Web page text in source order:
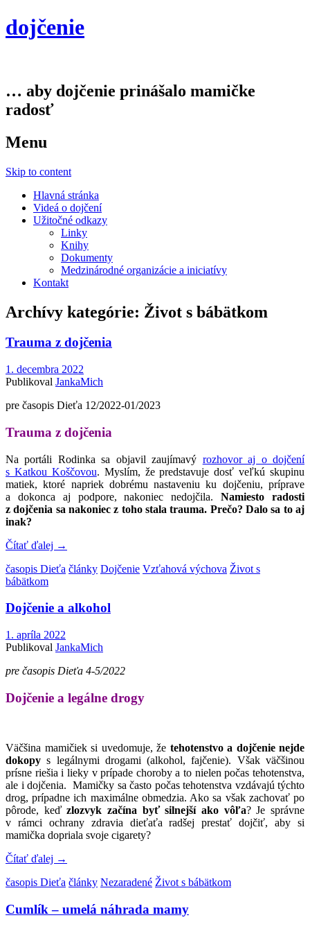
dojčenie
… aby dojčenie prinášalo mamičke
radosť
Menu
Skip to content
Hlavná stránka
Videá o dojčení
Užitočné odkazy
Linky
Knihy
Dokumenty
Medzinárodné organizácie a iniciatívy
Kontakt
Archívy kategórie: Život s bábätkom
Trauma z dojčenia
1. decembra 2022
Publikoval JankaMich
pre časopis Dieťa 12/2022-01/2023
Trauma z dojčenia
Na portáli Rodinka sa objavil zaujímavý rozhovor aj o dojčení
s Katkou Koščovou. Myslím, že predstavuje dosť veľkú skupinu
matiek, ktoré napriek dobrému nastaveniu ku dojčeniu, príprave
a dokonca aj podpore, nakoniec nedojčila.Namiesto radosti
z dojčenia sa nakoniec z toho stala trauma. Prečo? Dalo sa to aj
inak?
Čítať ďalej →
časopis Dieťa články Dojčenie Vzťahová výchova Život s
bábätkom
Dojčenie a alkohol
1. apríla 2022
Publikoval JankaMich
pre časopis Dieťa 4-5/2022
Dojčenie a legálne drogy
Väčšina mamičiek si uvedomuje, že tehotenstvo a dojčenie nejde
dokopy s legálnymi drogami (alkohol, fajčenie). Však väčšinou
prísne riešia i lieky v prípade choroby a to nielen počas tehotenstva,
ale i dojčenia. Mamičky sa často počas tehotenstva vzdávajú týchto
drog, prípadne ich maximálne obmedzia. Ako sa však zachovať po
pôrode, keďzlozvyk začína byť silnejší ako vôľa? Je správne
v rámci ochrany zdravia dieťaťa radšej prestať dojčiť, aby si
mamička dopriala svoje cigarety?
Čítať ďalej →
časopis Dieťa články Nezaradené Život s bábätkom
Cumlík – umelá náhrada mamy